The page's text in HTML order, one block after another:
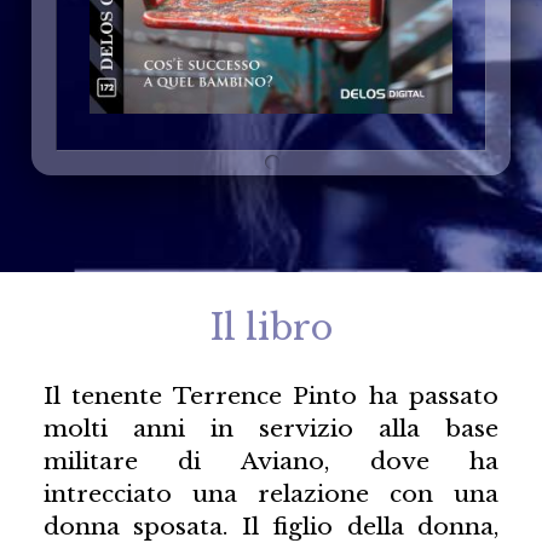
Il libro
Il tenente Terrence Pinto ha passato
molti anni in servizio alla base
militare di Aviano, dove ha
intrecciato una relazione con una
donna sposata. Il figlio della donna,